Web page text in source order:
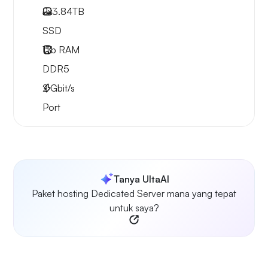
2x3.84TB
SSD
1Tb RAM
DDR5
2Gbit/s
Port
Tanya UltaAI
Paket hosting Dedicated Server mana yang tepat
untuk saya?